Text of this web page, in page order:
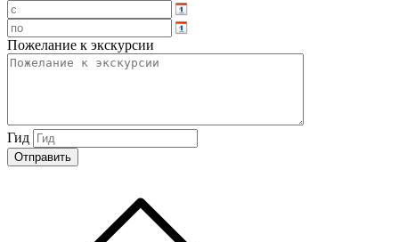
Пожелание к экскурсии
Гид